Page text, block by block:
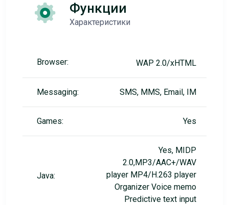
Функции
Характеристики
Browser: WAP 2.0/xHTML
Messaging: SMS, MMS, Email, IM
Games: Yes
Java:
Yes, MIDP
2.0,MP3/AAC+/WAV
player MP4/H.263 player
Organizer Voice memo
Predictive text input